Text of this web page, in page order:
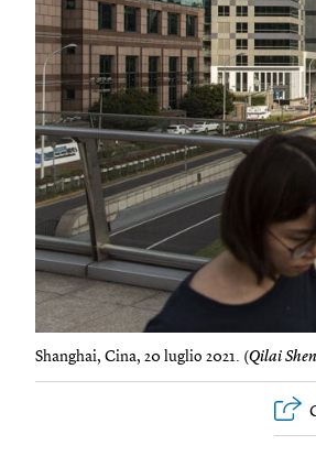
Shanghai, Cina, 20 luglio 2021. (Qilai